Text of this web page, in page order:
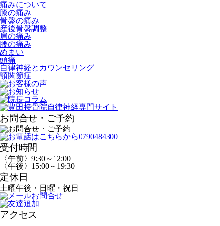
痛みについて
膝の痛み
骨盤の痛み
産後骨盤調整
肩の痛み
腰の痛み
めまい
頭痛
自律神経とカウンセリング
顎関節症
お問合せ・ご予約
受付時間
〈午前〉9:30～12:00
〈午後〉15:00～19:30
定休日
土曜午後・日曜・祝日
アクセス